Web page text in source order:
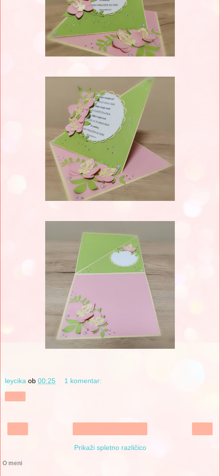
leycika ob 00:25 1 komentar:
Prikaži spletno različico
O meni